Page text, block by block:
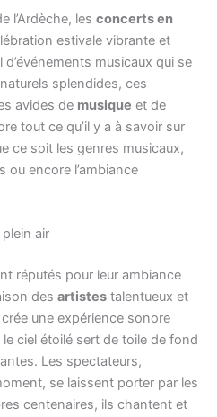
l’Ardèche, les concerts en
estivale vibrante et
musicaux qui se
splendides, ces
avides de musique et de
tout ce qu’il y a à savoir sur
ce soit les genres musicaux,
ou encore l’ambiance
air
réputés pour leur ambiance
des artistes talentueux et
une expérience sonore
le ciel étoilé sert de toile de fond
Les spectateurs,
se laissent porter par les
centenaires, ils chantent et